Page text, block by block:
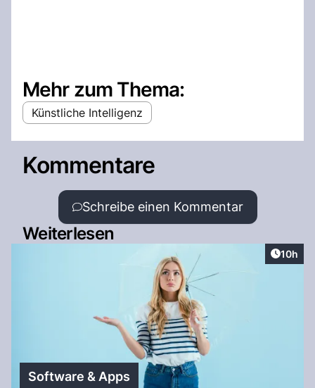
Mehr zum Thema:
Künstliche Intelligenz
Kommentare
Schreibe einen Kommentar
Weiterlesen
Artikel
10h
Software & Apps